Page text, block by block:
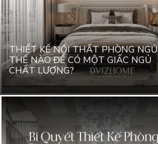
THIẾT KẾ NỘI THẤT PHÒNG NGỦ
THẾ NÀO ĐỂ CÓ MỘT GIẤC NGỦ
CHẤT LƯỢNG?